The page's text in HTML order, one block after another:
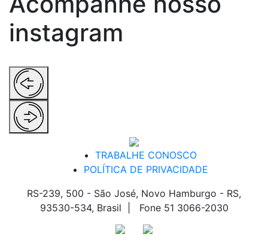
instagram
TRABALHE CONOSCO
POLÍTICA DE PRIVACIDADE
RS-239, 500 - São José, Novo Hamburgo - RS,
93530-534, Brasil | Fone 51 3066-2030